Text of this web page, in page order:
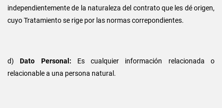
independientemente de la naturaleza del contrato que les dé origen,
cuyo Tratamiento se rige por las normas correpondientes.
d)Dato Personal: Es cualquier información relacionada o
relacionable a una persona natural.